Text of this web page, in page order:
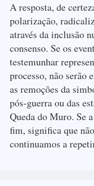
A resposta, de
polarização,
através da inclusão
consenso. Se os
testemunhar
processo, não serão
as remoções da
pós-guerra ou das
Queda do Muro. Se
fim, significa que
continuamos a